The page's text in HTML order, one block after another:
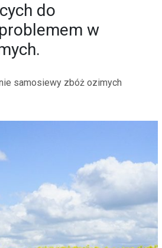
do
w
samosiewy zbóż ozimych